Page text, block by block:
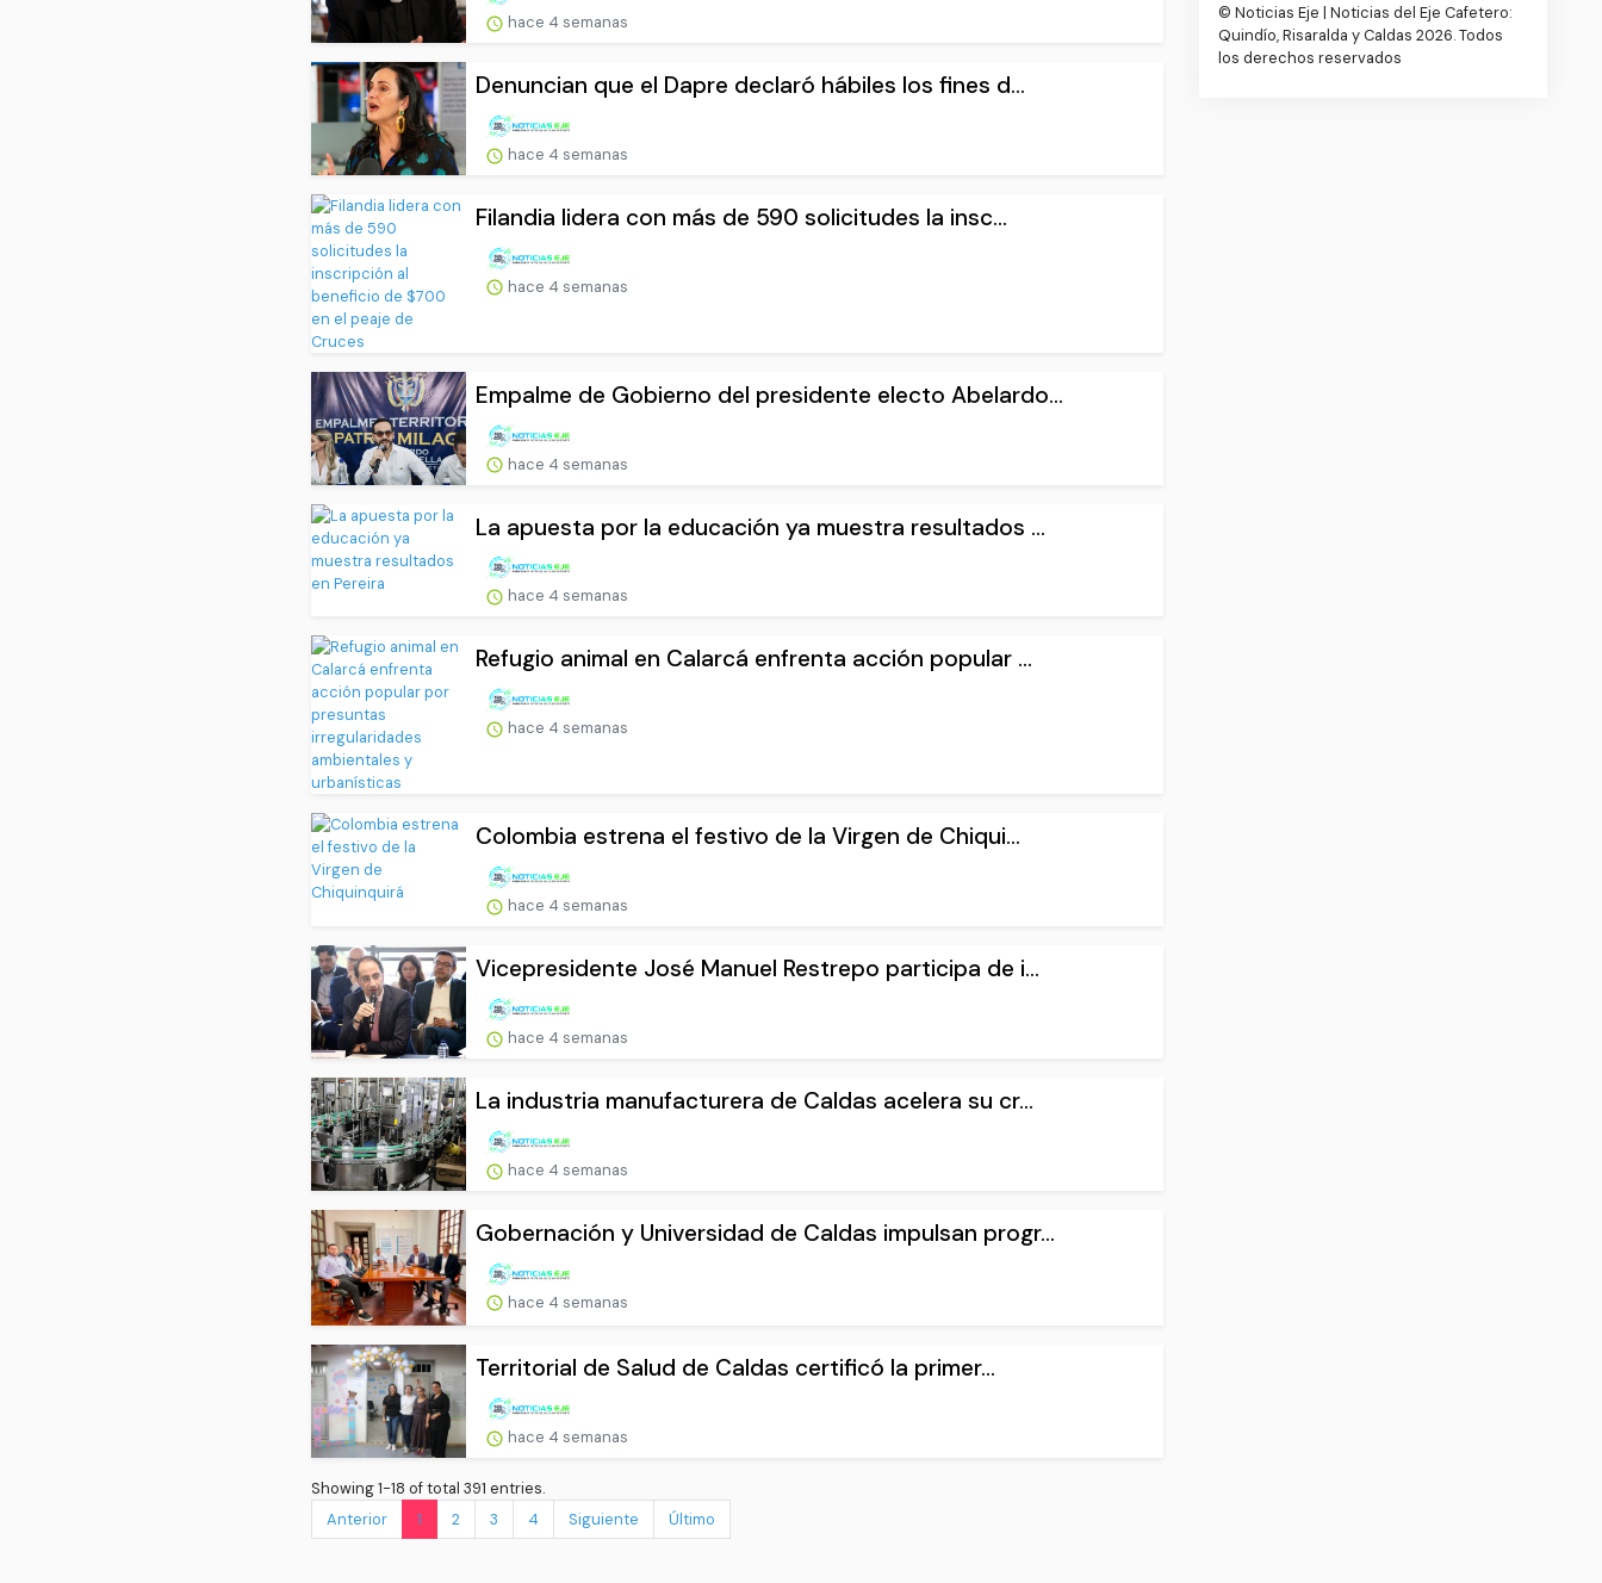
hace 4 semanas
Denuncian que el Dapre declaró hábiles los fines d...
hace 4 semanas
Filandia lidera con más de 590 solicitudes la insc...
hace 4 semanas
Empalme de Gobierno del presidente electo Abelardo...
hace 4 semanas
La apuesta por la educación ya muestra resultados ...
hace 4 semanas
Refugio animal en Calarcá enfrenta acción popular ...
hace 4 semanas
Colombia estrena el festivo de la Virgen de Chiqui...
hace 4 semanas
Vicepresidente José Manuel Restrepo participa de i...
hace 4 semanas
La industria manufacturera de Caldas acelera su cr...
hace 4 semanas
Gobernación y Universidad de Caldas impulsan progr...
hace 4 semanas
Territorial de Salud de Caldas certificó la primer...
hace 4 semanas
Showing 1-18 of total 391 entries.
Anterior
1 2 3 4 Siguiente Último
© Noticias Eje | Noticias del Eje Cafetero:
Quindío, Risaralda y Caldas 2026. Todos
los derechos reservados